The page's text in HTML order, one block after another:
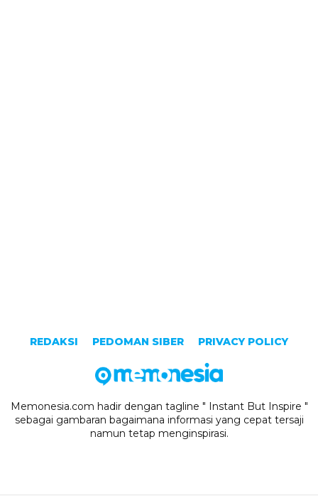
REDAKSI PEDOMAN SIBER PRIVACY POLICY
Memonesia.com hadir dengan tagline " Instant But Inspire "
sebagai gambaran bagaimana informasi yang cepat tersaji
namun tetap menginspirasi.